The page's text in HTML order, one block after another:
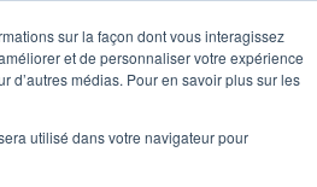
sur la façon dont vous interagissez
et de personnaliser votre expérience
d’autres médias. Pour en savoir plus sur les
utilisé dans votre navigateur pour
Compagnie
User
S'identifier S'enregistrer